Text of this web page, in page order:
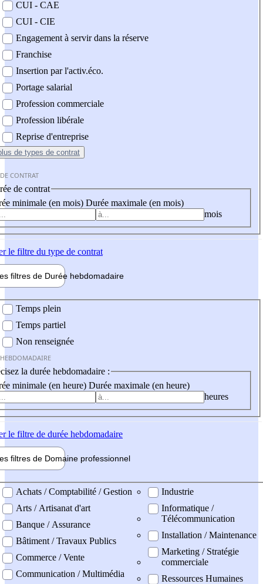
CUI - CAE
CUI - CIE
Engagement à servir dans la réserve
Franchise
Insertion par l'activ.éco.
Portage salarial
Profession commerciale
Profession libérale
Reprise d'entreprise
de types de contrat
CONTRAT
de contrat
minimale (en mois) Durée maximale (en mois)
mois
le filtre du type de contrat
filtres de Durée hebdomadaire
Temps plein
Temps partiel
Non renseignée
la durée hebdomadaire :
minimale (en heure) Durée maximale (en heure)
heures
le filtre de durée hebdomadaire
filtres de Domaine professionnel
professionel
Achats / Comptabilité / Gestion
Arts / Artisanat d'art
Banque / Assurance
Bâtiment / Travaux Publics
Commerce / Vente
Communication / Multimédia
Industrie
Informatique /
Télécommunication
Installation / Maintenance
Marketing / Stratégie
commerciale
Ressources Humaines